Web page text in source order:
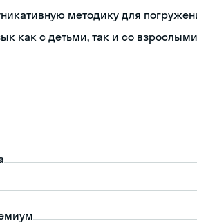
методику для
как с детьми, так и со взрослыми